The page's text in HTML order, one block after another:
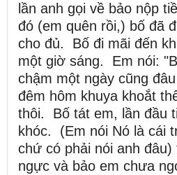
lần anh gọi về bảo nộp
đó (em quên rồi,) bố đã
cho đủ. Bố đi mãi đến
một giờ sáng. Em nói:
chậm một ngày cũng
đêm hôm khuya khoắt
thôi. Bố tát em, lần đầu
khóc. (Em nói Nó là cái
chứ có phải nói anh đâu)
ngực và bảo em chưa